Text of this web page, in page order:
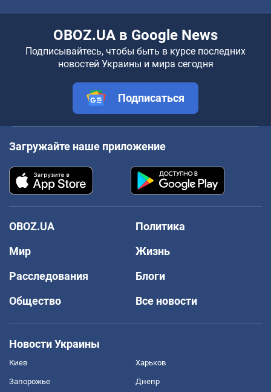
OBOZ.UA в Google News
Подписывайтесь, чтобы быть в курсе последних
новостей Украины и мира сегодня
Подписаться
Загружайте наше приложение
OBOZ.UA
Политика
Мир
Жизнь
Расследования
Блоги
Общество
Все новости
Новости Украины
Киев Харьков
Запорожье Днепр